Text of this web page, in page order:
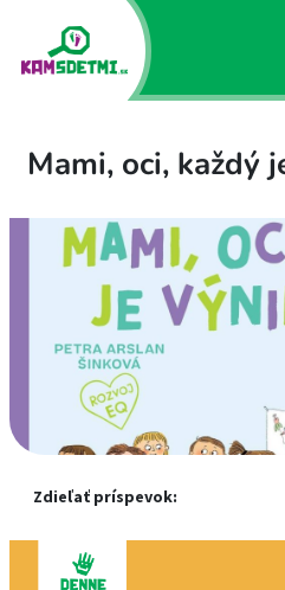
Mami, oci, každý
Zdieľať príspevok: